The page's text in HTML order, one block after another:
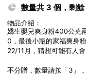
數量共 3 個，剩餘
物品介紹：
嬌生嬰兒爽身粉400公克
0，最後小瓶的家福爽身
22/11月，猜想可能有人
不分贈，數量請按「3」